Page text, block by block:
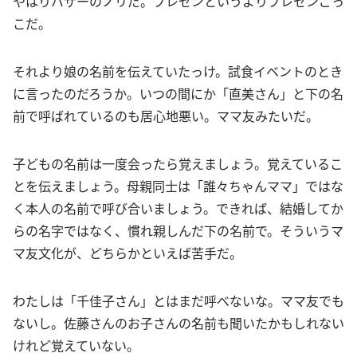
こだ。
それより娘の名前を伝えていたっけ。試食イベントのとき
に言ったのだろうか。いつの間にか「直美さん」と下の名
前で呼ばれているのも居心地悪い。ママ友みたいだ。
子どもの名前は一度会ったら覚えましょう。覚えているこ
とを伝えましょう。母親同士は「誰々ちゃんママ」ではな
く本人の名前で呼び合いましょう。できれば、結婚してか
らの名字ではなく、慣れ親しんだ下の名前で。そういうマ
マ友文化が、どちらかといえば苦手だ。
わたしは「千佳子さん」とはまだ呼べないな。ママ友でも
ないし。佐藤さんのお子さんの名前も聞いたかもしれない
けれど覚えていない。